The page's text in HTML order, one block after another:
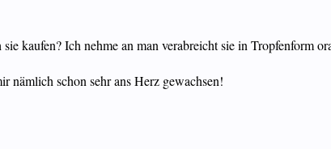
kaufen? Ich nehme an man verabreicht sie in Tropfenform
nämlich schon sehr ans Herz gewachsen!